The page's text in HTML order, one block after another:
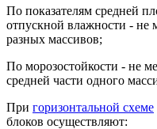
По показателям средней
отпускной влажности - не
разных массивов;
По морозостойкости - не
средней части одного
При горизонтальной схеме
блоков осуществляют: